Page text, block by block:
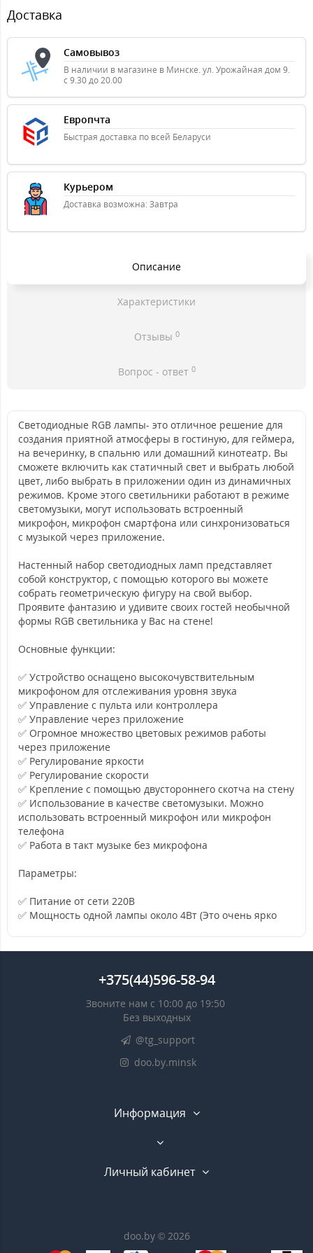
Доставка
Самовывоз
В наличии в магазине в Минске. ул. Урожайная дом 9.
с 9.30 до 20.00
Европчта
Быстрая доставка по всей Беларуси
Курьером
Доставка возможна: Завтра
Описание
Характеристики
Отзывы 0
Вопрос - ответ 0
Светодиодные RGB лампы- это отличное решение для
создания приятной атмосферы в гостиную, для геймера,
на вечеринку, в спальню или домашний кинотеатр. Вы
сможете включить как статичный свет и выбрать любой
цвет, либо выбрать в приложении один из динамичных
режимов. Кроме этого светильники работают в режиме
светомузыки, могут использовать встроенный
микрофон, микрофон смартфона или синхронизоваться
с музыкой через приложение.
Настенный набор светодиодных ламп представляет
собой конструктор, с помощью которого вы можете
собрать геометрическую фигуру на свой выбор.
Проявите фантазию и удивите своих гостей необычной
формы RGB светильника у Вас на стене!
Основные функции:
✅ Устройство оснащено высокочувствительным
микрофоном для отслеживания уровня звука
✅ Управление с пульта или контроллера
✅ Управление через приложение
✅ Огромное множество цветовых режимов работы
через приложение
✅ Регулирование яркости
✅ Регулирование скорости
✅ Крепление с помощью двустороннего скотча на стену
✅ Использование в качестве светомузыки. Можно
использовать встроенный микрофон или микрофон
телефона
✅ Работа в такт музыке без микрофона
Параметры:
✅ Питание от сети 220В
✅ Мощность одной лампы около 4Вт (Это очень ярко
+375(44)596-58-94
Звоните нам с 10:00 до 19:50
Без выходных
@tg_support
doo.by.minsk
Информация
Личный кабинет
doo.by © 2026